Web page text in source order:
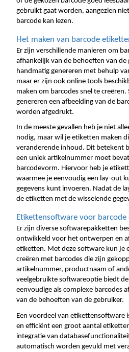
gebruikt gaat worden, aangezien
barcode kan lezen.
Het maken van barcode
Er zijn verschillende manieren om
afhankelijk van de behoeften van de
handmatig genereren met behulp
maar er zijn ook online tools
maken om barcodes snel te
genereren een afbeelding van de
worden afgedrukt.
In de meeste gevallen heb je niet
nodig, maar wil je etiketten maken
veranderende inhoud. Dit betekent
een uniek artikelnummer moet
barcodevorm. Hiervoor heb je
waarmee je eenvoudig een lay-out
gegevens kunt invoeren. Nadat de
de etiketten met de wisselende
Etikettensoftware voor barcode
Er zijn diverse softwarepakketten
ontwikkeld voor het ontwerpen en
etiketten. Met deze software kun je
creëren met barcodes die zijn
artikelnummer, productnaam of
veelgebruikte softwareoptie biedt
eenvoudige als complexe barcodes
van de behoeften van de gebruiker.
Een voordeel van etikettensoftware
en efficiënt een groot aantal
integratie van
automatisch worden gevuld met